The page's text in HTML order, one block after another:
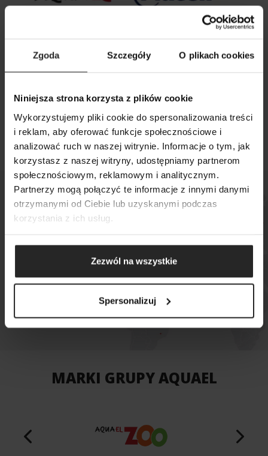
Zgoda Szczegóły O plikach cookies
Niniejsza strona korzysta z plików cookie
Wykorzystujemy pliki cookie do spersonalizowania treści
i reklam, aby oferować funkcje społecznościowe i
analizować ruch w naszej witrynie. Informacje o tym, jak
korzystasz z naszej witryny, udostępniamy partnerom
społecznościowym, reklamowym i analitycznym.
Partnerzy mogą połączyć te informacje z innymi danymi
otrzymanymi od Ciebie lub uzyskanymi podczas
korzystania z ich usług.
Zezwól na wszystkie
Spersonalizuj
Aquael i Grupa Plaček zawarły umowę o
strategicznej współpracy
MAPA SKLEPÓW
MARKI GRUPY AQUAEL
SZUKAJ